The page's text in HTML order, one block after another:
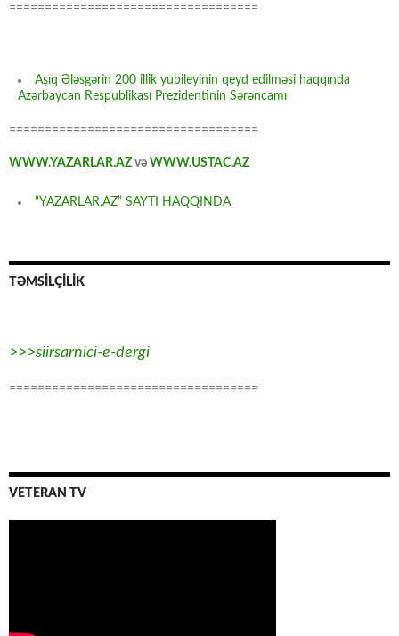
===================================
Aşıq Ələsgərin 200 illik yubileyinin qeyd edilməsi haqqında
Azərbaycan Respublikası Prezidentinin Sərəncamı
===================================
WWW.YAZARLAR.AZ və WWW.USTAC.AZ
“YAZARLAR.AZ” SAYTI HAQQINDA
TƏMSİLÇİLİK
>>>siirsarnici-e-dergi
===================================
VETERAN TV